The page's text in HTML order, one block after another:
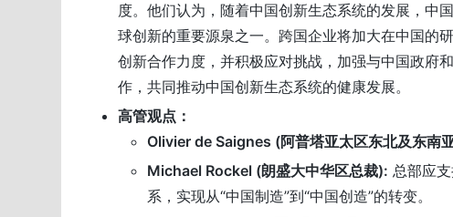
度。他们认为，随着中国创新生态系统的发展，中
球创新的重要源泉之一。跨国企业将加大在中国的
创新合作力度，并积极应对挑战，加强与中国政府
作，共同推动中国创新生态系统的健康发展。
高管观点：
Olivier de Saignes (阿普塔亚太区东北及东南
Michael Rockel (朗盛大中华区总裁): 总部应
系，实现从“中国制造”到“中国创造”的转变。